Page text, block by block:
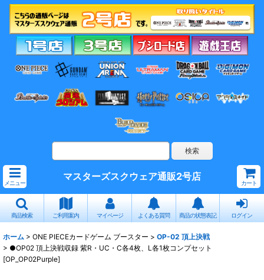
メニュー
マスターズスクウェア通販2号店
カート
商品検索 ご利用案内 マイページ よくある質問 商品の状態表記 ログイン
ホーム > ONE PIECEカードゲーム ブースター > OP-02 頂上決戦
> ●OP02 頂上決戦収録 紫R・UC・C各4枚、L各1枚コンプセット
[OP_OP02Purple]